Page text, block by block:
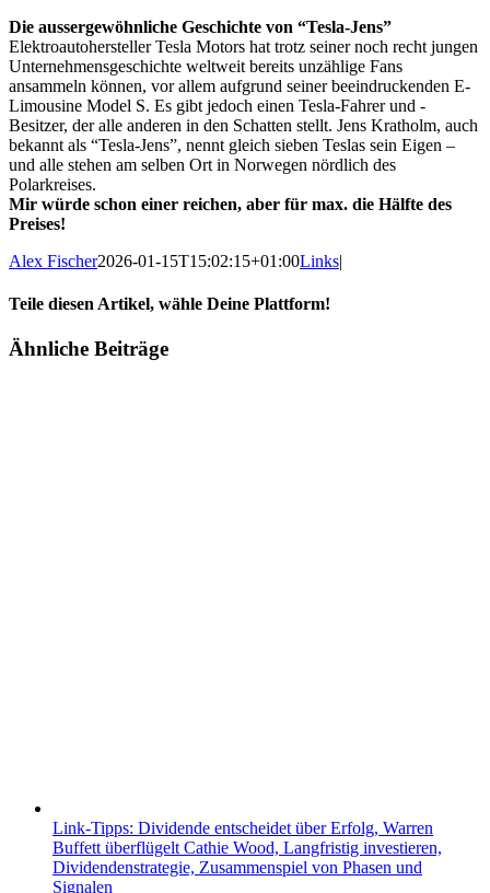
Die aussergewöhnliche Geschichte von “Tesla-Jens”
Elektroautohersteller Tesla Motors hat trotz seiner noch recht jungen
Unternehmensgeschichte weltweit bereits unzählige Fans
ansammeln können, vor allem aufgrund seiner beeindruckenden E-
Limousine Model S. Es gibt jedoch einen Tesla-Fahrer und -
Besitzer, der alle anderen in den Schatten stellt. Jens Kratholm, auch
bekannt als “Tesla-Jens”, nennt gleich sieben Teslas sein Eigen –
und alle stehen am selben Ort in Norwegen nördlich des
Polarkreises.
Mir würde schon einer reichen, aber für max. die Hälfte des
Preises!
Alex Fischer2026-01-15T15:02:15+01:00Links|
Teile diesen Artikel, wähle Deine Plattform!
Facebook
Twitter
Reddit
LinkedIn
Tumblr
Pinterest
Vk
E-
Ähnliche Beiträge
Link-Tipps: Dividende entscheidet über Erfolg, Warren
Buffett überflügelt Cathie Wood, Langfristig investieren,
Dividendenstrategie, Zusammenspiel von Phasen und
Signalen